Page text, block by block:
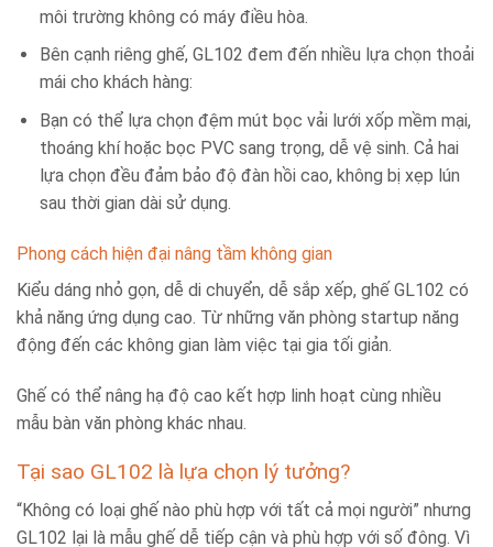
môi trường không có máy điều hòa.
Bên cạnh riêng ghế, GL102 đem đến nhiều lựa chọn thoải
mái cho khách hàng:
Bạn có thể lựa chọn đệm mút bọc vải lưới xốp mềm mại,
thoáng khí hoặc bọc PVC sang trọng, dễ vệ sinh. Cả hai
lựa chọn đều đảm bảo độ đàn hồi cao, không bị xẹp lún
sau thời gian dài sử dụng.
Phong cách hiện đại nâng tầm không gian
Kiểu dáng nhỏ gọn, dễ di chuyển, dễ sắp xếp, ghế GL102 có
khả năng ứng dụng cao. Từ những văn phòng startup năng
động đến các không gian làm việc tại gia tối giản.
Ghế có thể nâng hạ độ cao kết hợp linh hoạt cùng nhiều
mẫu bàn văn phòng khác nhau.
Tại sao GL102 là lựa chọn lý tưởng?
“Không có loại ghế nào phù hợp với tất cả mọi người” nhưng
GL102 lại là mẫu ghế dễ tiếp cận và phù hợp với số đông. Vì